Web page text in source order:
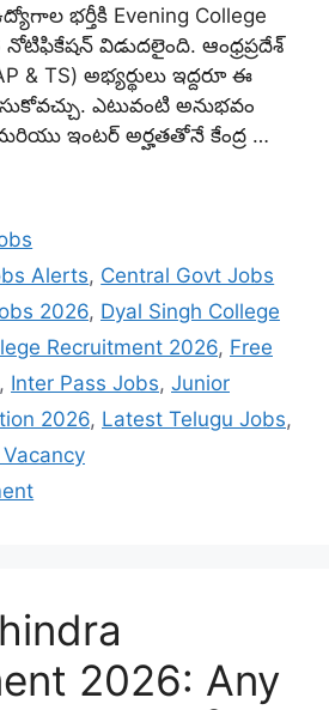
భర్తీకి Evening College
నోటిఫికేషన్ విడుదలైంది. ఆంధ్రప్రదేశ్
TS) అభ్యర్థులు ఇద్దరూ ఈ
ఎటువంటి అనుభవం
ఇంటర్ అర్హతతోనే కేంద్ర …
Alerts, Central Govt Jobs
2026, Dyal Singh College
Recruitment 2026, Free
, Inter Pass Jobs, Junior
2026, Latest Telugu Jobs,
2026: Any